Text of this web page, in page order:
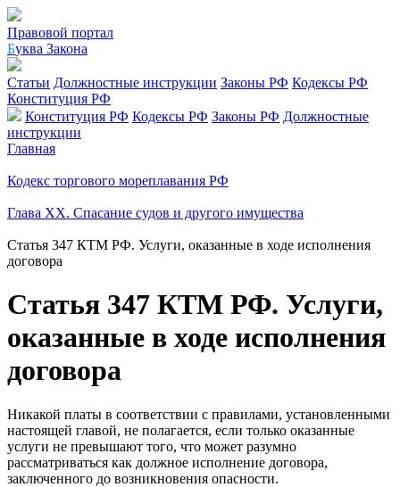
Правовой портал
Буква Закона
Статьи Должностные инструкции Законы РФ Кодексы РФ
Конституция РФ
Конституция РФ Кодексы РФ Законы РФ Должностные
инструкции
Главная
Кодекс торгового мореплавания РФ
Глава XX. Спасание судов и другого имущества
Статья 347 КТМ РФ. Услуги, оказанные в ходе исполнения
договора
Статья 347 КТМ РФ. Услуги,
оказанные в ходе исполнения
договора
Никакой платы в соответствии с правилами, установленными
настоящей главой, не полагается, если только оказанные
услуги не превышают того, что может разумно
рассматриваться как должное исполнение договора,
заключенного до возникновения опасности.